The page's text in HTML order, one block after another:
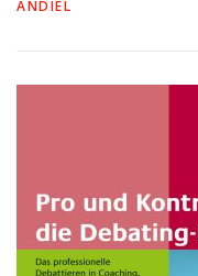
ANDIEL